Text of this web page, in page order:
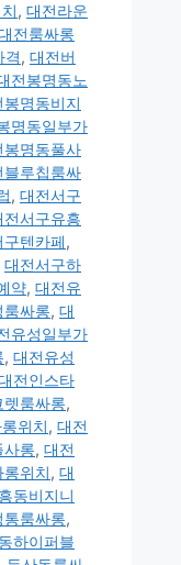
, 대전라운
전룸싸롱
격, 대전버
전봉명동노
봉명동비지
명동일부가
봉명동풀사
블루칩룸싸
, 대전서구
전서구유흥
텐카페,
대전서구하
약, 대전유
싸롱, 대
유성일부가
, 대전유성
전인스타
룸싸롱,
위치, 대전
사롱, 대전
위치, 대
동비지니
룸싸롱,
하이퍼블